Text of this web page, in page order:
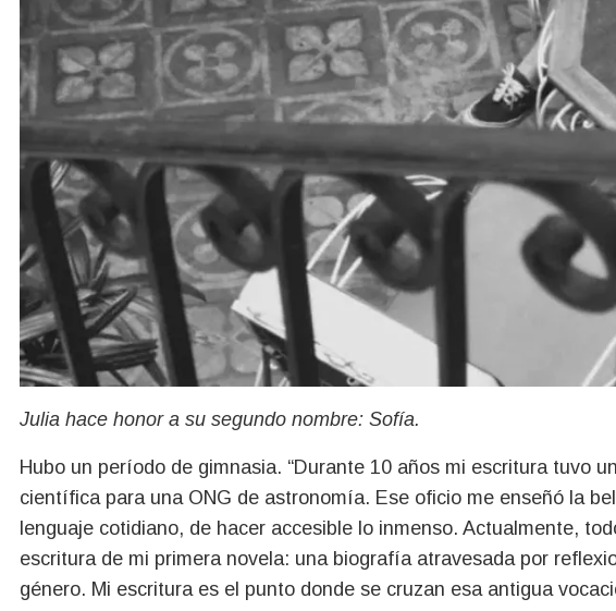
Julia hace honor a su segundo nombre: Sofía.
Hubo un período de gimnasia. “Durante 10 años mi escritura tuvo
científica para una ONG de astronomía. Ese oficio me enseñó la
lenguaje cotidiano, de hacer accesible lo inmenso. Actualmente,
escritura de mi primera novela: una biografía atravesada por
género. Mi escritura es el punto donde se cruzan esa antigua